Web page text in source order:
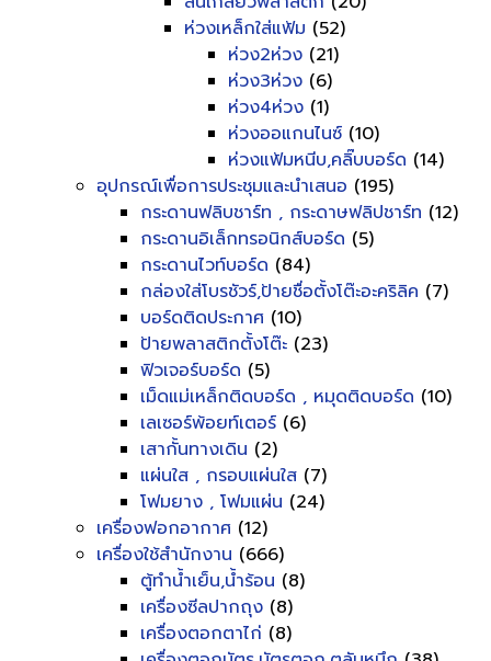
ห่วงเหล็กใส่แฟ้ม (52)
ห่วง2ห่วง (21)
ห่วง3ห่วง (6)
ห่วง4ห่วง (1)
ห่วงออแกนไนซ์ (10)
ห่วงแฟ้มหนีบ,คลิ๊บบอร์ด (14)
อุปกรณ์เพื่อการประชุมและนำเสนอ (195)
กระดานฟลิบชาร์ท , กระดาษฟลิปชาร์ท (12)
กระดานอิเล็กทรอนิกส์บอร์ด (5)
กระดานไวท์บอร์ด (84)
กล่องใส่โบรชัวร์,ป้ายชื่อตั้งโต๊ะอะคริลิค (7)
บอร์ดติดประกาศ (10)
ป้ายพลาสติกตั้งโต๊ะ (23)
ฟิวเจอร์บอร์ด (5)
เม็ดแม่เหล็กติดบอร์ด , หมุดติดบอร์ด (10)
เลเซอร์พ้อยท์เตอร์ (6)
เสากั้นทางเดิน (2)
แผ่นใส , กรอบแผ่นใส (7)
โฟมยาง , โฟมแผ่น (24)
เครื่องฟอกอากาศ (12)
เครื่องใช้สำนักงาน (666)
ตู้ทำน้ำเย็น,น้ำร้อน (8)
เครื่องซีลปากถุง (8)
เครื่องตอกตาไก่ (8)